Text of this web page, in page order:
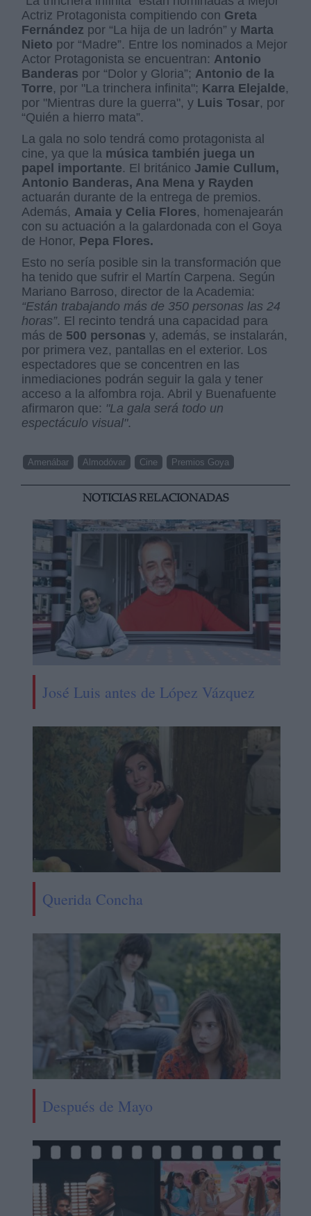
Actriz Protagonista compitiendo con Greta
Fernández por “La hija de un ladrón” y Marta
Nieto por “Madre”. Entre los nominados a Mejor
Actor Protagonista se encuentran: Antonio
Banderas por “Dolor y Gloria”; Antonio de la
Torre, por "La trinchera infinita"; Karra Elejalde,
por "Mientras dure la guerra", y Luis Tosar, por
“Quién a hierro mata”.
La gala no solo tendrá como protagonista al
cine, ya que la música también juega un
papel importante. El británico Jamie Cullum,
Antonio Banderas, Ana Mena y Rayden
actuarán durante de la entrega de premios.
Además, Amaia y Celia Flores, homenajearán
con su actuación a la galardonada con el Goya
de Honor, Pepa Flores.
Esto no sería posible sin la transformación que
ha tenido que sufrir el Martín Carpena. Según
Mariano Barroso, director de la Academia:
“Están trabajando más de 350 personas las 24
horas”. El recinto tendrá una capacidad para
más de 500 personas y, además, se instalarán,
por primera vez, pantallas en el exterior. Los
espectadores que se concentren en las
inmediaciones podrán seguir la gala y tener
acceso a la alfombra roja. Abril y Buenafuente
afirmaron que: "La gala será todo un
espectáculo visual".
Amenábar Almodóvar Cine Premios Goya
NOTICIAS RELACIONADAS
José Luis antes de López Vázquez
Querida Concha
Después de Mayo